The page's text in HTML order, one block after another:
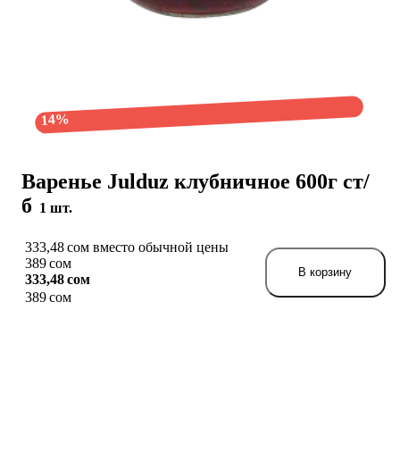
Варенье Julduz клубничное 600г ст/
б 1 шт.
14%
333,48 сом вместо обычной цены
389 сом
333,48 сом
389 сом
В корзину